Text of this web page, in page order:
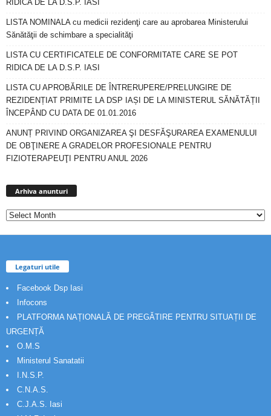
RIDICA DE LA D.S.P. IASI
LISTA NOMINALA cu medicii rezidenţi care au aprobarea Ministerului
Sănătăţii de schimbare a specialităţi
LISTA CU CERTIFICATELE DE CONFORMITATE CARE SE POT
RIDICA DE LA D.S.P. IASI
LISTA CU APROBĂRILE DE ÎNTRERUPERE/PRELUNGIRE DE
REZIDENȚIAT PRIMITE LA DSP IAȘI DE LA MINISTERUL SĂNĂTĂȚII
ÎNCEPÂND CU DATA DE 01.01.2016
ANUNȚ PRIVIND ORGANIZAREA ŞI DESFĂŞURAREA EXAMENULUI
DE OBŢINERE A GRADELOR PROFESIONALE PENTRU
FIZIOTERAPEUŢI PENTRU ANUL 2026
Arhiva anunturi
Legaturi utile
Facebook Dsp Iasi
Infocons
PLATFORMA NAȚIONALĂ DE PREGĂTIRE PENTRU SITUAȚII DE
URGENȚĂ
O.M.S
Ministerul Sanatatii
I.N.S.P.
C.N.A.S.
C.J.A.S. Iasi